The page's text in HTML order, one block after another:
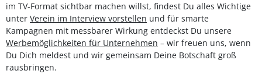
im TV-Format sichtbar machen willst, findest Du alles Wichtige
unter Verein im Interview vorstellen und für smarte
Kampagnen mit messbarer Wirkung entdeckst Du unsere
Werbemöglichkeiten für Unternehmen – wir freuen uns, wenn
Du Dich meldest und wir gemeinsam Deine Botschaft groß
rausbringen.